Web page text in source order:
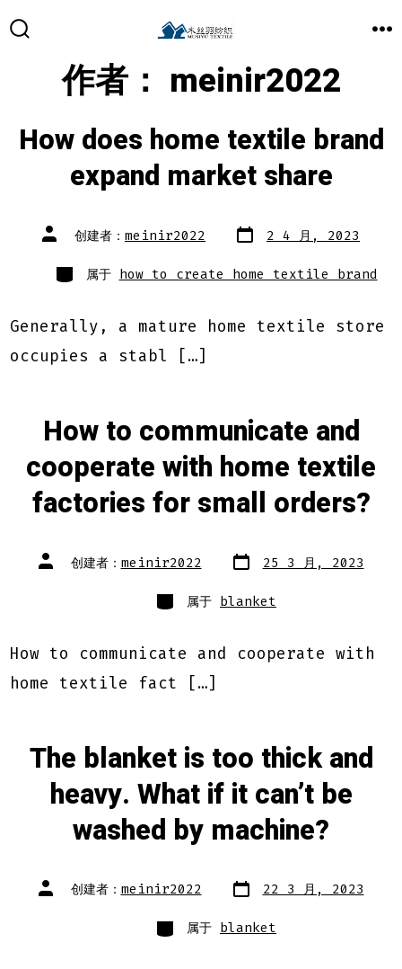
作者： meinir2022
How does home textile brand
expand market share
文
章 创建者： meinir2022 文
章
期
2 4 月, 2023
类
别 属于 how to create home textile brand
Generally, a mature home textile store
occupies a stabl […]
How to communicate and
cooperate with home textile
factories for small orders?
文
章 创建者： meinir2022 文
章
期
25 3 月, 2023
类
别 属于 blanket
How to communicate and cooperate with
home textile fact […]
The blanket is too thick and
heavy. What if it can’t be
washed by machine?
文
章 创建者： meinir2022 文
章
期
22 3 月, 2023
类
别 属于 blanket